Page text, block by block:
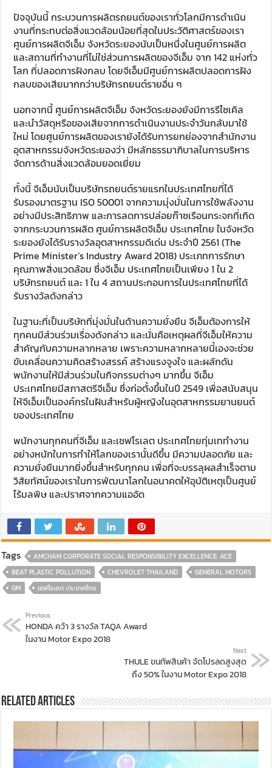
ปัจจุบันนี้ กระบวนการผลิตรถยนต์ของเราทั่วโลกมีการดำเนิน
งานที่กระทบต่อสิ่งแวดล้อมน้อยที่สุดในประวัติศาสตร์ของเรา
ศูนย์การผลิตจีเอ็ม จังหวัดระยองนับเป็นหนึ่งในศูนย์การผลิต
และสถานที่ทำงานที่ไม่ใช่ส่วนการผลิตของจีเอ็ม จาก 142 แห่งทั่ว
โลก ที่ปลอดการฝังกลบ โดยจีเอ็มมีศูนย์การผลิตปลอดการฝัง
กลบของเสียมากกว่าบริษัทรถยนต์รายอื่น ๆ
นอกจากนี้ ศูนย์การผลิตจีเอ็ม จังหวัดระยองยังมีการรีไซเคิล
และนำวัสดุหรือของเสียจากการดำเนินงานประจำวันกลับมาใช้
ใหม่ โดยศูนย์การผลิตของเรายังได้รับการยกย่องจากสำนักงาน
อุตสาหกรรมจังหวัดระยองว่า มีหลักธรรมาภิบาลในการบริหาร
จัดการด้านสิ่งแวดล้อมยอดเยี่ยม
ทั้งนี้ จีเอ็มนับเป็นบริษัทรถยนต์รายแรกในประเทศไทยที่ได้
รับรองมาตรฐาน ISO 50001 จากความมุ่งมั่นในการใช้พลังงาน
อย่างมีประสิทธิภาพ และการลดการปล่อยก๊าซเรือนกระจกที่เกิด
จากกระบวนการผลิต ศูนย์การผลิตจีเอ็ม ประเทศไทย ในจังหวัด
ระยองยังได้รับรางวัลอุตสาหกรรมดีเด่น ประจำปี 2561 (The
Prime Minister’s Industry Award 2018) ประเภทการรักษา
คุณภาพสิ่งแวดล้อม ซึ่งจีเอ็ม ประเทศไทยเป็นเพียง 1 ใน 2
บริษัทรถยนต์ และ 1 ใน 4 สถานประกอบการในประเทศไทยที่ได้
รับรางวัลดังกล่าว
ในฐานะที่เป็นบริษัทที่มุ่งมั่นในด้านความยั่งยืน จีเอ็มต้องการให้
ทุกคนมีส่วนร่วมเรื่องดังกล่าว และนั่นคือเหตุผลที่จีเอ็มให้ความ
สำคัญกับความหลากหลาย เพราะความหลากหลายนี้เองจะช่วย
ขับเคลื่อนความคิดสร้างสรรค์ สร้างแรงจูงใจ และผลักดัน
พนักงานให้มีส่วนร่วมในกิจกรรมต่างๆ มากขึ้น จีเอ็ม
ประเทศไทยมีสภาสตรีจีเอ็ม ซึ่งก่อตั้งขึ้นในปี 2549 เพื่อสนับสนุน
ให้จีเอ็มเป็นองค์กรในฝันสำหรับผู้หญิงในอุตสาหกรรมยานยนต์
ของประเทศไทย
พนักงานทุกคนที่จีเอ็ม และเชฟโรเลต ประเทศไทยทุ่มเททำงาน
อย่างหนักในการทำให้โลกของเรานั้นดีขึ้น มีความปลอดภัย และ
ความยั่งยืนมากยิ่งขึ้นสำหรับทุกคน เพื่อที่จะบรรลุผลสำเร็จตาม
วิสัยทัศน์ของเราในการพัฒนาโลกในอนาคตให้อุบัติเหตุเป็นศูนย์
ไร้มลพิษ และปราศจากความแออัด
Tags
AMCHAM CORPORATE SOCIAL RESPONSIBILITY EXCELLENCE: ACE
BEAT PLASTIC POLLUTION
CHEVROLET THAILAND
GENERAL MOTORS
GM
เชฟโรเลต ประเทศไทย
Previous
HONDA คว้า 3 รางวัล TAQA Award
ในงาน Motor Expo 2018
Next
THULE ขนทัพสินค้า จัดโปรลดสูงสุด
ถึง 50% ในงาน Motor Expo 2018
Related Articles